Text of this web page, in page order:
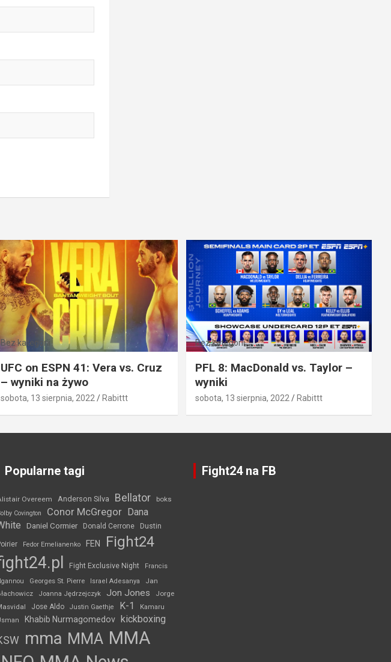
Bez kategorii
UFC on ESPN 41: Vera vs. Cruz
– wyniki na żywo
sobota, 13 sierpnia, 2022 Rabittt
Bez kategorii
PFL 8: MacDonald vs. Taylor –
wyniki
sobota, 13 sierpnia, 2022 Rabittt
Popularne tagi
Overeem Anderson Silva Bellator boks
Covington Conor McGregor Dana
Daniel Cormier Donald Cerrone Dustin
Fedor Emelianenko FEN Fight24
Fight Exclusive Night
Francis
Georges St. Pierre Israel Adesanya
Jan
Joanna Jędrzejczyk Jon Jones
Jorge
Jose Aldo Justin Gaethje K-1
Kamaru
Khabib Nurmagomedov kickboxing
mma MMA MMA
Fight24 na FB